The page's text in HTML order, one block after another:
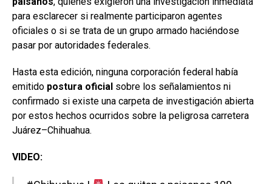
para esclarecer si realmente participaron agentes
oficiales o si se trata de un grupo armado haciéndose
pasar por autoridades federales.
Hasta esta edición, ninguna corporación federal había
emitido postura oficial sobre los señalamientos ni
confirmado si existe una carpeta de investigación abierta
por estos hechos ocurridos sobre la peligrosa carretera
Juárez–Chihuahua.
VIDEO: